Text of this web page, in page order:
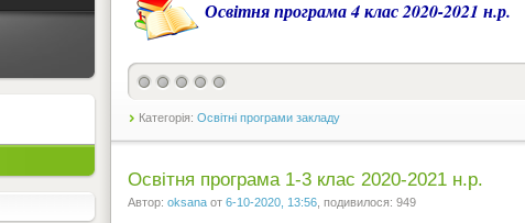
Освітня програма 4 клас 2020-2021 н.р.
Категорія: Освітні програми закладу
Освітня програма 1-3 клас 2020-2021 н.р.
Автор: oksana от 6-10-2020, 13:56 , подивилося: 949